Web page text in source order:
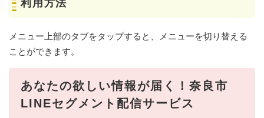
利用方法
メニュー上部のタブをタップすると、メニューを切り替える
ことができます。
あなたの欲しい情報が届く！奈良市
LINEセグメント配信サービス